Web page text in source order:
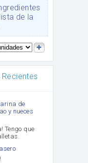
de la
de
y nueces
Tengo que